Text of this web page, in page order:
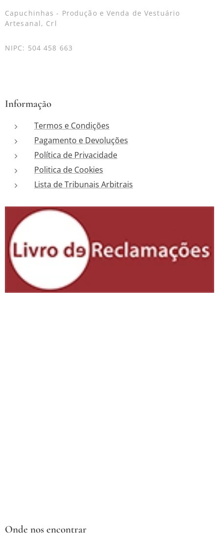
Capuchinhas - Produção e Venda de Vestuário
Artesanal, Crl
NIPC: 504 458 663
Informação
Termos e Condições
Pagamento e Devoluções
Política de Privacidade
Politica de Cookies
Lista de Tribunais Arbitrais
Onde nos encontrar